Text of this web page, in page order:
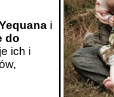
i
do
ich i